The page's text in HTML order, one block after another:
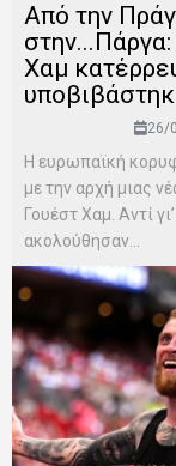
Από την
Χαμ
26/
Η ευρωπαϊκή
με την αρχή μιας
Γουέστ Χαμ. Αντί
ακολούθησαν...